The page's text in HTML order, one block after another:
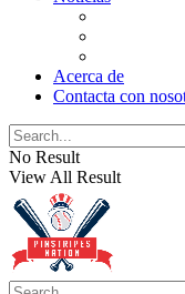
Acerca de
Contacta con
No Result
View All Result